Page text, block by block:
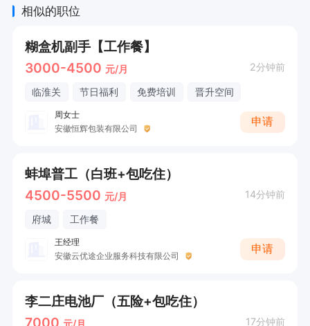
相似的职位
糊盒机副手【工作餐】
3000-4500 元/月 2分钟前
临淮关 节日福利 免费培训 晋升空间
周女士
安徽恒辉包装有限公司
申请
蚌埠普工（白班+包吃住）
4500-5500 元/月 14分钟前
府城 工作餐
王经理
安徽云优途企业服务科技有限公司
申请
李二庄电池厂（五险+包吃住）
7000 元/月 17分钟前